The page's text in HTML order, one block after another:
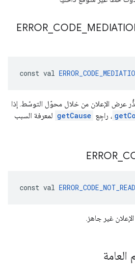
ERROR CODE
const val
عرض الإعلان من خلال محوّل التوسّط. إذا
، راجِع getCause لمعرفة السبب
ERROR
const val
غير جاهز.